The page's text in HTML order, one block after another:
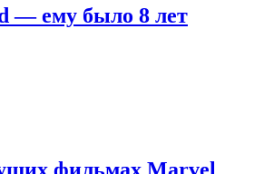
— ему было 8 лет
фильмах Marvel